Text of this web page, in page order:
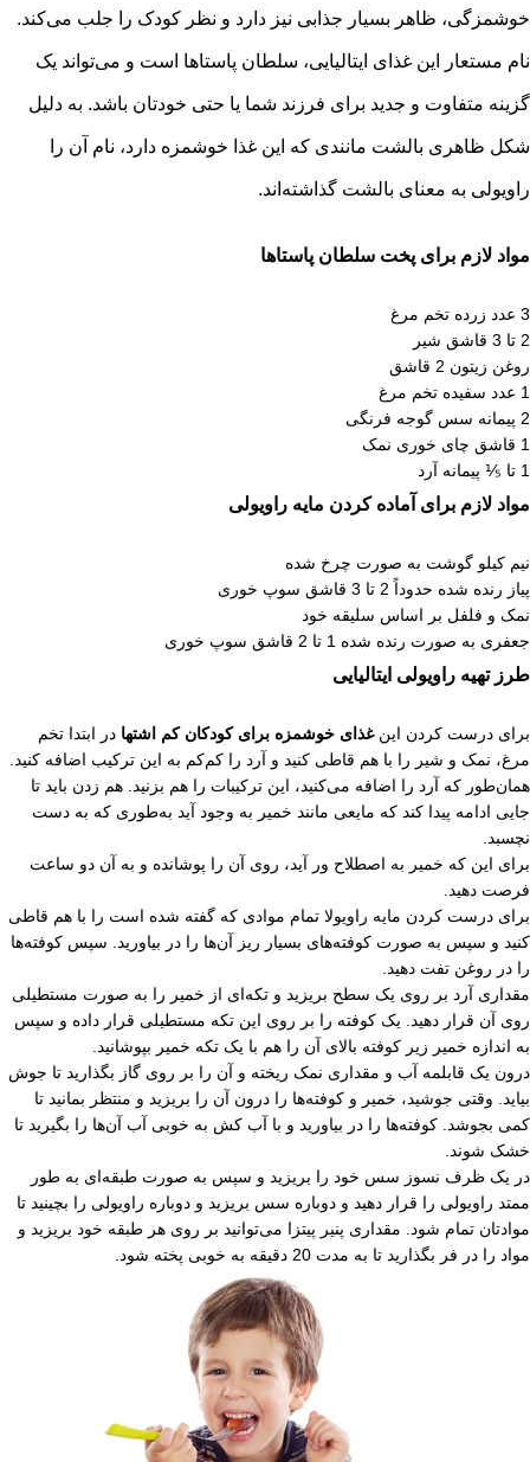
خوشمزگی، ظاهر بسیار جذابی نیز دارد و نظر کودک را جلب می‌کند.
نام مستعار این غذای ایتالیایی، سلطان پاستاها است و می‌تواند یک
گزینه متفاوت و جدید برای فرزند شما یا حتی خودتان باشد. به دلیل
شکل ظاهری بالشت مانندی که این غذا خوشمزه دارد، نام آن را
راویولی به معنای بالشت گذاشته‌اند.
مواد لازم برای پخت سلطان پاستاها
3 عدد زرده تخم مرغ
2 تا 3 قاشق شیر
روغن زیتون 2 قاشق
1 عدد سفیده تخم مرغ
2 پیمانه سس گوجه فرنگی
1 قاشق چای خوری نمک
1 تا ⅕ پیمانه آرد
مواد لازم برای آماده کردن مایه راویولی
نیم کیلو گوشت به صورت چرخ شده
پیاز رنده شده حدوداً 2 تا 3 قاشق سوپ خوری
نمک و فلفل بر اساس سلیقه خود
جعفری به صورت رنده شده 1 تا 2 قاشق سوپ خوری
طرز تهیه راویولی ایتالیایی
برای درست کردن اینغذای خوشمزه برای کودکان کم اشتها در ابتدا تخم
مرغ، نمک و شیر را با هم قاطی کنید و آرد را کم‌کم به این ترکیب اضافه کنید.
همان‌طور که آرد را اضافه می‌کنید، این ترکیبات را هم بزنید. هم زدن باید تا
جایی ادامه پیدا کند که مایعی مانند خمیر به وجود آید به‌طوری‌ که به دست
نچسبد.
برای این که خمیر به اصطلاح ور آید، روی آن را پوشانده و به آن دو ساعت
فرصت دهید.
برای درست کردن مایه راویولا تمام موادی که گفته شده است را با هم قاطی
کنید و سپس به صورت کوفته‌های بسیار ریز آن‌ها را در بیاورید. سپس کوفته‌ها
را در روغن تفت دهید.
مقداری آرد بر روی یک سطح بریزید و تکه‌ای از خمیر را به صورت مستطیلی
روی آن قرار دهید. یک کوفته را بر روی این تکه مستطیلی قرار داده و سپس
به اندازه خمیر زیر کوفته بالای آن را هم با یک تکه خمیر بپوشانید.
درون یک قابلمه آب و مقداری نمک ریخته و آن را بر روی گاز بگذارید تا جوش
بیاید. وقتی جوشید، خمیر و کوفته‌ها را درون آن را بریزید و منتظر بمانید تا
کمی بجوشد. کوفته‌ها را در بیاورید و با آب کش به خوبی آب‌ آن‌ها را بگیرید تا
خشک شوند.
در یک ظرف نسوز سس خود را بریزید و سپس به صورت طبقه‌ای به طور
ممتد راویولی را قرار دهید و دوباره سس بریزید و دوباره راویولی را بچینید تا
موادتان تمام شود. مقداری پنیر پیتزا می‌توانید بر روی هر طبقه خود بریزید و
مواد را در فر بگذارید تا به مدت 20 دقیقه به خوبی پخته شود.